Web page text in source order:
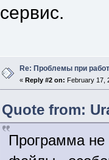
сервис.
Re: Проблемы при
« Reply #2 on: February 17,
Quote from:
Программа не